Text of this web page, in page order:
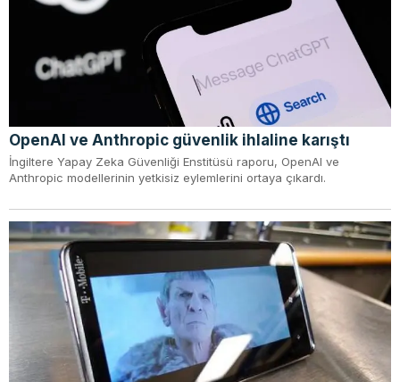
OpenAI ve Anthropic güvenlik ihlaline karıştı
İngiltere Yapay Zeka Güvenliği Enstitüsü raporu, OpenAI ve
Anthropic modellerinin yetkisiz eylemlerini ortaya çıkardı.